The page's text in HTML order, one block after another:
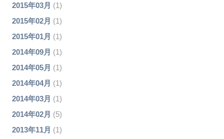
2015年03月 (1)
2015年02月 (1)
2015年01月 (1)
2014年09月 (1)
2014年05月 (1)
2014年04月 (1)
2014年03月 (1)
2014年02月 (5)
2013年11月 (1)